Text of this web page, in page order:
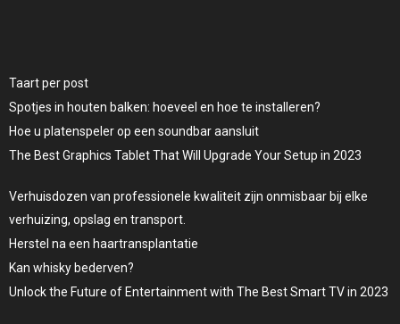
Taart per post
Spotjes in houten balken: hoeveel en hoe te installeren?
Hoe u platenspeler op een soundbar aansluit
The Best Graphics Tablet That Will Upgrade Your Setup in 2023
Verhuisdozen van professionele kwaliteit zijn onmisbaar bij elke
verhuizing, opslag en transport.
Herstel na een haartransplantatie
Kan whisky bederven?
Unlock the Future of Entertainment with The Best Smart TV in 2023